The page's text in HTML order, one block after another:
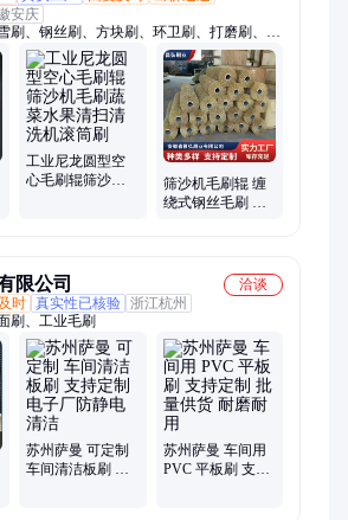
安庆
刷、钢丝刷、方块刷、环卫刷、打磨刷、条
工业尼龙圆型空
心毛刷辊筛沙机
筛沙机毛刷辊 缠
绕式钢丝毛刷 镀
限公司
洽谈
时 真实性已核验 浙江杭州
刷、工业毛刷
苏州萨曼 可定制
车间清洁板刷 支
苏州萨曼 车间用
PVC 平板刷 支持